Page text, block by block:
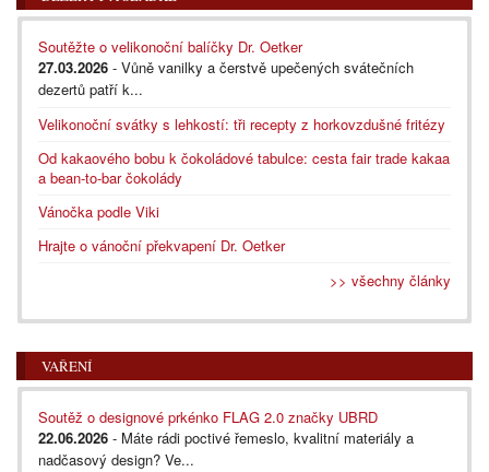
Soutěžte o velikonoční balíčky Dr. Oetker
27.03.2026 - Vůně vanilky a čerstvě upečených svátečních
dezertů patří k...
Velikonoční svátky s lehkostí: tři recepty z horkovzdušné fritézy
Od kakaového bobu k čokoládové tabulce: cesta fair trade kakaa
a bean-to-bar čokolády
Vánočka podle Viki
Hrajte o vánoční překvapení Dr. Oetker
>> všechny články
VAŘENÍ
Soutěž o designové prkénko FLAG 2.0 značky UBRD
22.06.2026 - Máte rádi poctivé řemeslo, kvalitní materiály a
nadčasový design? Ve...